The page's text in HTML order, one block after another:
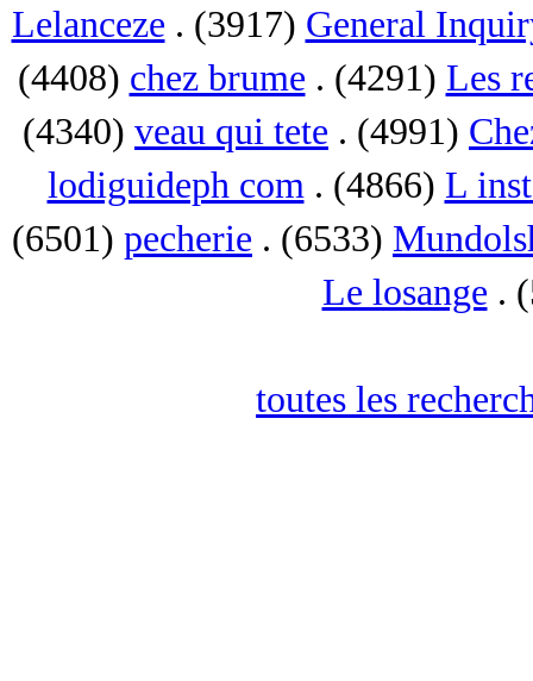
Lelanceze . (3917) General
(4408) chez brume . (4291) Les
(4340) veau qui tete . (4991)
lodiguideph com. (4866) L
(6501) pecherie . (6533)
Le losange .
toutes les